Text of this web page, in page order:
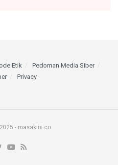
Etik
Pedoman Media Siber
Privacy
- masakini.co